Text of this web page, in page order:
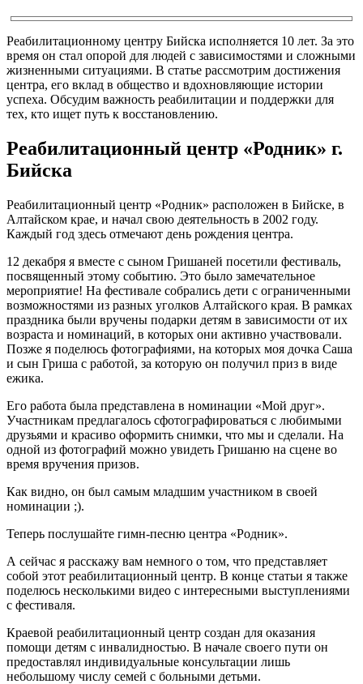
Реабилитационному центру Бийска исполняется 10 лет. За это
время он стал опорой для людей с зависимостями и сложными
жизненными ситуациями. В статье рассмотрим достижения
центра, его вклад в общество и вдохновляющие истории
успеха. Обсудим важность реабилитации и поддержки для
тех, кто ищет путь к восстановлению.
Реабилитационный центр «Родник» г.
Бийска
Реабилитационный центр «Родник» расположен в Бийске, в
Алтайском крае, и начал свою деятельность в 2002 году.
Каждый год здесь отмечают день рождения центра.
12 декабря я вместе с сыном Гришаней посетили фестиваль,
посвященный этому событию. Это было замечательное
мероприятие! На фестивале собрались дети с ограниченными
возможностями из разных уголков Алтайского края. В рамках
праздника были вручены подарки детям в зависимости от их
возраста и номинаций, в которых они активно участвовали.
Позже я поделюсь фотографиями, на которых моя дочка Саша
и сын Гриша с работой, за которую он получил приз в виде
ежика.
Его работа была представлена в номинации «Мой друг».
Участникам предлагалось сфотографироваться с любимыми
друзьями и красиво оформить снимки, что мы и сделали. На
одной из фотографий можно увидеть Гришаню на сцене во
время вручения призов.
Как видно, он был самым младшим участником в своей
номинации ;).
Теперь послушайте гимн-песню центра «Родник».
А сейчас я расскажу вам немного о том, что представляет
собой этот реабилитационный центр. В конце статьи я также
поделюсь несколькими видео с интересными выступлениями
с фестиваля.
Краевой реабилитационный центр создан для оказания
помощи детям с инвалидностью. В начале своего пути он
предоставлял индивидуальные консультации лишь
небольшому числу семей с больными детьми.